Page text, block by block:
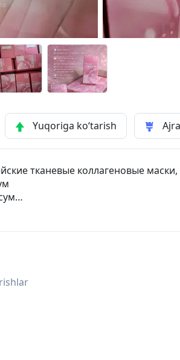
Yuqoriga ko‘tarish
тканевые коллагеновые